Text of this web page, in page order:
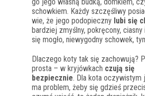
schowkiem. Każdy szczęśliwy
wie, że jego podopieczny lubi się
bardziej zmyślny, pokręcony,
się mogło, niewygodny schowek,
Dlaczego koty tak się zachowują?
prosta – w kryjówkach czują się
bezpiecznie. Dla kota oczywistym
ma problem, żeby się gdzieś